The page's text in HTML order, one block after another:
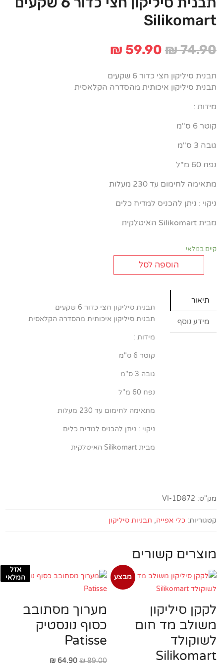
Silikomart
₪74.90 המחיר
היה:
₪ 74.90.
₪ 59.90
הוא:
₪ 59.90.
תבנית סיליקון חצי כדור 6 שקעים
תבנית סיליקון איכותית מהסדרה הקלאסית
מידות :
קוטר 6 ס"מ
גובה 3 ס"מ
נפח 60 מ"ל
מתאימה לחימום עד 230 מעלות
ניקוי : ניתן להכניס למדיח כלים
מבית Silikomart האיטלקית
קיים במלאי
סיליקון
כדור
הוספה לסל
תיאור
מידע נוסף
תבנית סיליקון חצי כדור 6 שקעים
תבנית סיליקון איכותית מהסדרה הקלאסית
מידות :
קוטר 6 ס"מ
גובה 3 ס"מ
נפח 60 מ"ל
מתאימה לחימום עד 230 מעלות
ניקוי : ניתן להכניס למדיח כלים
מבית Silikomart האיטלקית
מק"ט: VI-1D872
קטגוריות:כלי אפייה, תבניות סיליקון
מוצרים קשורים
מבצע
לקקן סיליקון
משולב מד חום
לשוקולד
Silikomart
אזל
המלאי
מערוך מסתובב
כסוף נונסטיק
Patisse
₪89.00
המחיר ₪64.90